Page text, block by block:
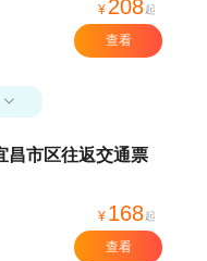
¥ 208起
查看

昌市区往返交通票
¥ 168起
查看